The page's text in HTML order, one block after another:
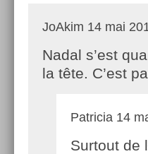
JoAkim 14 mai
Nadal s’est
la tête. C’est
Patricia 14
Surtout de